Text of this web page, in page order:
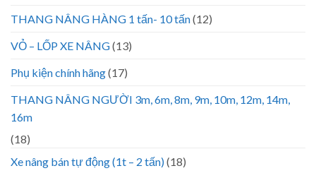
THANG NÂNG HÀNG 1 tấn- 10 tấn(12)
VỎ – LỐP XE NÂNG(13)
Phụ kiện chính hãng(17)
THANG NÂNG NGƯỜI 3m, 6m, 8m, 9m, 10m, 12m, 14m,
16m
(18)
Xe nâng bán tự động (1t – 2 tấn)(18)